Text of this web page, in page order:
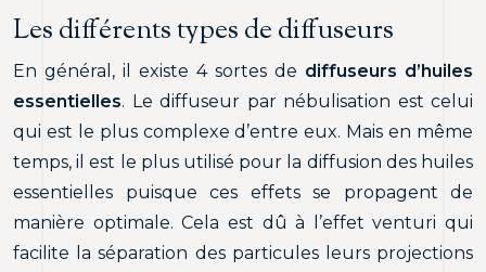
Les différents types de diffuseurs
En général, il existe 4 sortes de diffuseurs d’huiles
essentielles. Le diffuseur par nébulisation est celui
qui est le plus complexe d’entre eux. Mais en même
temps, il est le plus utilisé pour la diffusion des huiles
essentielles puisque ces effets se propagent de
manière optimale. Cela est dû à l’effet venturi qui
facilite la séparation des particules leurs projections